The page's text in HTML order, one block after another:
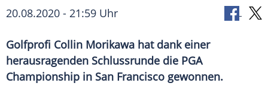
20.08.2020 - 21:59 Uhr
Golfprofi Collin Morikawa hat dank einer
herausragenden Schlussrunde die PGA
Championship in San Francisco gewonnen.